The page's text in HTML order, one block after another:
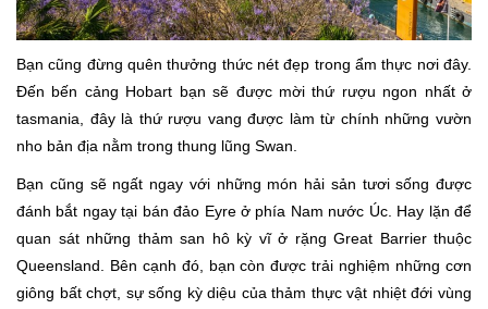
Bạn cũng đừng quên thưởng thức nét đẹp trong ẩm thực nơi đây.
Đến bến cảng Hobart bạn sẽ được mời thứ rượu ngon nhất ở
tasmania, đây là thứ rượu vang được làm từ chính những vườn
nho bản địa nằm trong thung lũng Swan.
Bạn cũng sẽ ngất ngay với những món hải sản tươi sống được
đánh bắt ngay tại bán đảo Eyre ở phía Nam nước Úc. Hay lặn để
quan sát những thảm san hô kỳ vĩ ở rặng Great Barrier thuộc
Queensland. Bên cạnh đó, bạn còn được trải nghiệm những cơn
giông bất chợt, sự sống kỳ diệu của thảm thực vật nhiệt đới vùng